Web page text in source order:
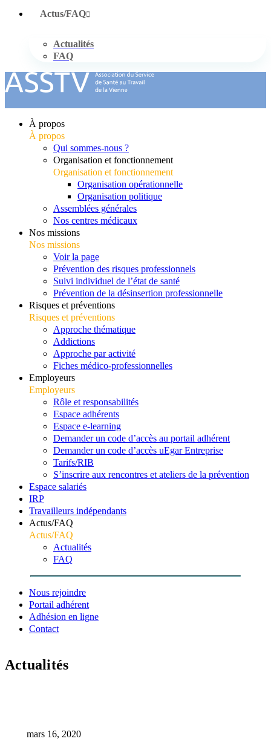
Actus/FAQ
Actualités
FAQ
À propos
À propos
Qui sommes-nous ?
Organisation et fonctionnement
Organisation et fonctionnement
Organisation opérationnelle
Organisation politique
Assemblées générales
Nos centres médicaux
Nos missions
Nos missions
Voir la page
Prévention des risques professionnels
Suivi individuel de l’état de santé
Prévention de la désinsertion professionnelle
Risques et préventions
Risques et préventions
Approche thématique
Addictions
Approche par activité
Fiches médico-professionnelles
Employeurs
Employeurs
Rôle et responsabilités
Espace adhérents
Espace e-learning
Demander un code d’accès au portail adhérent
Demander un code d’accès uEgar Entreprise
Tarifs/RIB
S’inscrire aux rencontres et ateliers de la prévention
Espace salariés
IRP
Travailleurs indépendants
Actus/FAQ
Actus/FAQ
Actualités
FAQ
Nous rejoindre
Portail adhérent
Adhésion en ligne
Contact
Actualités
mars 16, 2020